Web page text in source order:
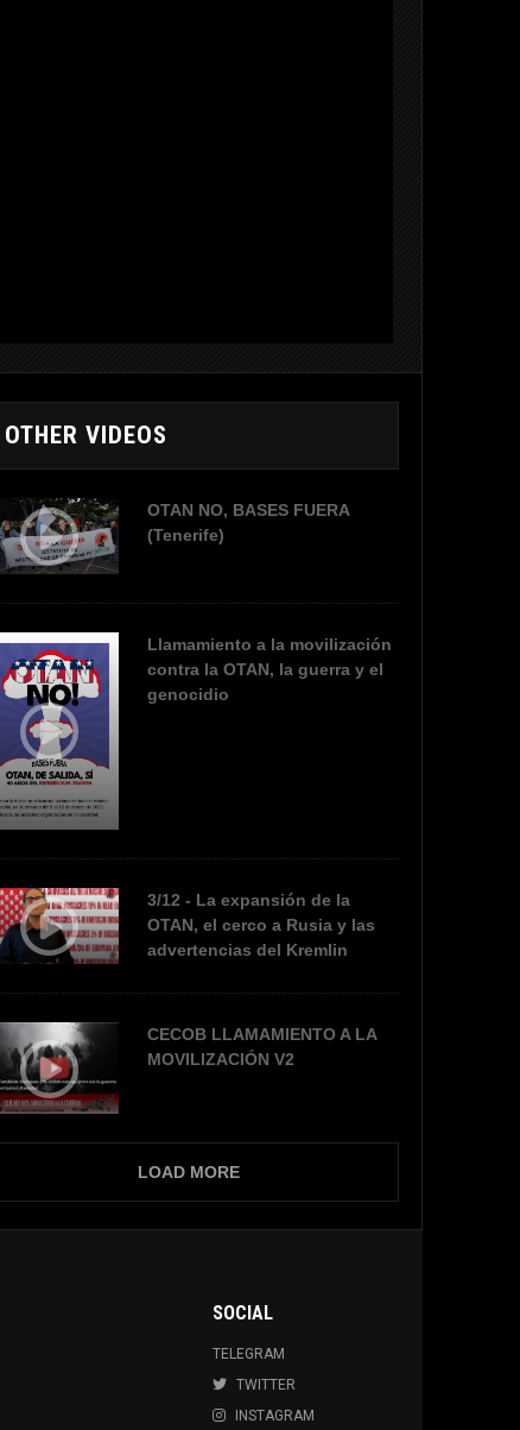
OTHER VIDEOS
OTAN NO, BASES FUERA
(Tenerife)
Llamamiento a la movilización
contra la OTAN, la guerra y el
genocidio
3/12 - La expansión de la
OTAN, el cerco a Rusia y las
advertencias del Kremlin
CECOB LLAMAMIENTO A LA
MOVILIZACIÓN V2
LOAD MORE
SOCIAL
TELEGRAM
TWITTER
INSTAGRAM